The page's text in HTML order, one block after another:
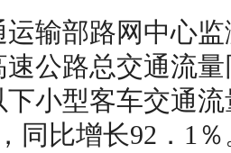
部路网中心监
速公路总交通流
下小型客车交通
同比增长92．1